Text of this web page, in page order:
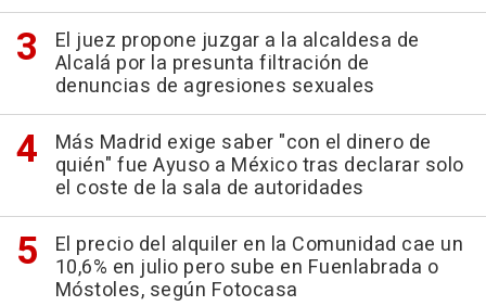
El juez propone juzgar a la alcaldesa de
Alcalá por la presunta filtración de
denuncias de agresiones sexuales
Más Madrid exige saber "con el dinero de
quién" fue Ayuso a México tras declarar solo
el coste de la sala de autoridades
El precio del alquiler en la Comunidad cae un
10,6% en julio pero sube en Fuenlabrada o
Móstoles, según Fotocasa